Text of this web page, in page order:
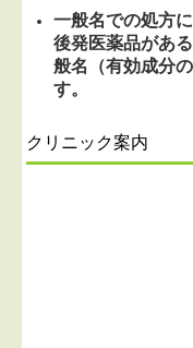
クリニック案内
一般名での処方
後発医薬品があ
般名（有効成分
す。